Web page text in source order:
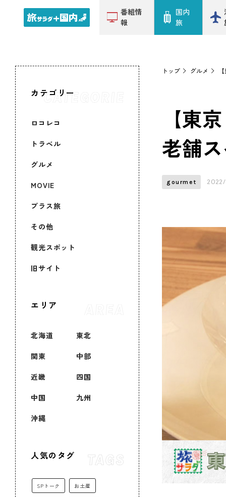
番組情
報
国内
旅
カテゴリー
ロコレコ
トラベル
グルメ
MOVIE
プラス旅
その他
観光スポット
旧サイト
エリア
北海道 東北
関東 中部
近畿 四国
中国 九州
沖縄
人気のタグ
SPトーク お土産
トップ グルメ
【東
老舗
gourmet